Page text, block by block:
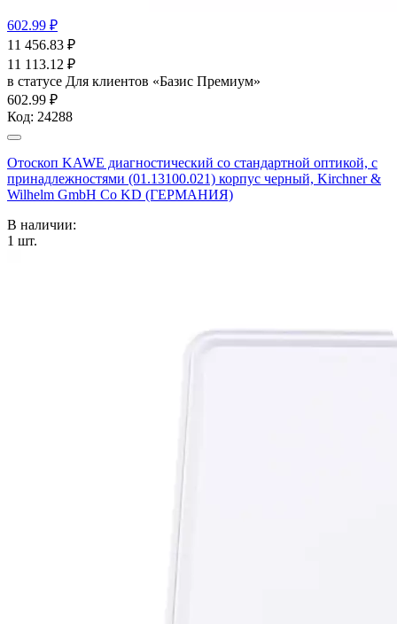
602.99 ₽
11 456.83 ₽
11 113.12 ₽
в статусе Для клиентов «Базис Премиум»
602.99 ₽
Код: 24288
Отоскоп KAWE диагностический со стандартной оптикой, с
принадлежностями (01.13100.021) корпус черный, Kirchner &
Wilhelm GmbH Co KD (ГЕРМАНИЯ)
В наличии:
1 шт.